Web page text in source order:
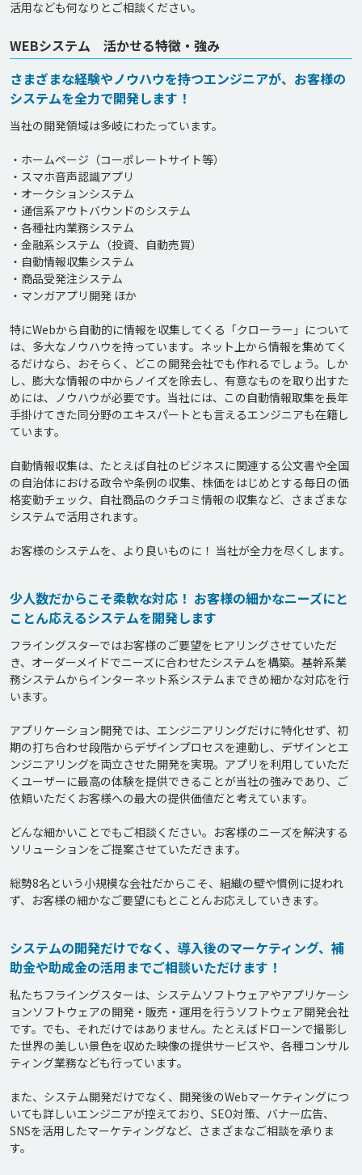
活用なども何なりとご相談ください。
WEBシステム 活かせる特徴・強み
さまざまな経験やノウハウを持つエンジニアが、お客様の
システムを全力で開発します！
当社の開発領域は多岐にわたっています。
・ホームページ（コーポレートサイト等）
・スマホ音声認識アプリ
・オークションシステム
・通信系アウトバウンドのシステム
・各種社内業務システム
・金融系システム（投資、自動売買）
・自動情報収集システム
・商品受発注システム
・マンガアプリ開発 ほか
特にWebから自動的に情報を収集してくる「クローラー」について
は、多大なノウハウを持っています。ネット上から情報を集めてく
るだけなら、おそらく、どこの開発会社でも作れるでしょう。しか
し、膨大な情報の中からノイズを除去し、有意なものを取り出すた
めには、ノウハウが必要です。当社には、この自動情報取集を長年
手掛けてきた同分野のエキスパートとも言えるエンジニアも在籍し
ています。
自動情報収集は、たとえば自社のビジネスに関連する公文書や全国
の自治体における政令や条例の収集、株価をはじめとする毎日の価
格変動チェック、自社商品のクチコミ情報の収集など、さまざまな
システムで活用されます。
お客様のシステムを、より良いものに！ 当社が全力を尽くします。
少人数だからこそ柔軟な対応！ お客様の細かなニーズにと
ことん応えるシステムを開発します
フライングスターではお客様のご要望をヒアリングさせていただ
き、オーダーメイドでニーズに合わせたシステムを構築。基幹系業
務システムからインターネット系システムまできめ細かな対応を行
います。
アプリケーション開発では、エンジニアリングだけに特化せず、初
期の打ち合わせ段階からデザインプロセスを連動し、デザインとエ
ンジニアリングを両立させた開発を実現。アプリを利用していただ
くユーザーに最高の体験を提供できることが当社の強みであり、ご
依頼いただくお客様への最大の提供価値だと考えています。
どんな細かいことでもご相談ください。お客様のニーズを解決する
ソリューションをご提案させていただきます。
総勢8名という小規模な会社だからこそ、組織の壁や慣例に捉われ
ず、お客様の細かなご要望にもとことんお応えしていきます。
システムの開発だけでなく、導入後のマーケティング、補
助金や助成金の活用までご相談いただけます！
私たちフライングスターは、システムソフトウェアやアプリケーシ
ョンソフトウェアの開発・販売・運用を行うソフトウェア開発会社
です。でも、それだけではありません。たとえばドローンで撮影し
た世界の美しい景色を収めた映像の提供サービスや、各種コンサル
ティング業務なども行っています。
また、システム開発だけでなく、開発後のWebマーケティングにつ
いても詳しいエンジニアが控えており、SEO対策、バナー広告、
SNSを活用したマーケティングなど、さまざまなご相談を承りま
す。